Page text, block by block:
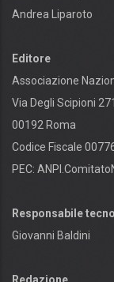
Andrea Liparoto
Editore
Associazione
Via Degli Scipioni 271
00192 Roma
Codice Fiscale
PEC:
Responsabile
Giovanni Baldini